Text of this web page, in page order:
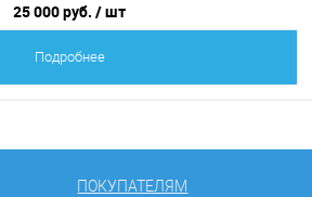
25 000 руб. / шт
Подробнее
ПОКУПАТЕЛЯМ